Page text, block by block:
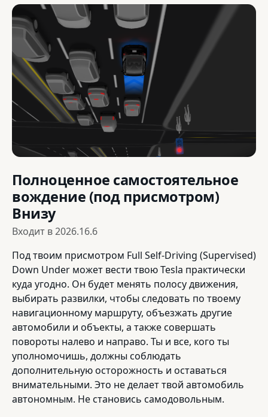
Полноценное самостоятельное
вождение (под присмотром)
Внизу
Входит в2026.16.6
Под твоим присмотром Full Self-Driving (Supervised)
Down Under может вести твою Tesla практически
куда угодно. Он будет менять полосу движения,
выбирать развилки, чтобы следовать по твоему
навигационному маршруту, объезжать другие
автомобили и объекты, а также совершать
повороты налево и направо. Ты и все, кого ты
уполномочишь, должны соблюдать
дополнительную осторожность и оставаться
внимательными. Это не делает твой автомобиль
автономным. Не становись самодовольным.